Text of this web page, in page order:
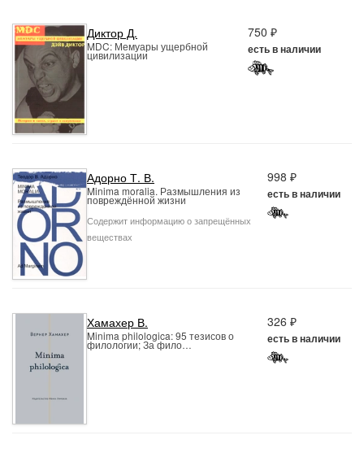
Диктор Д.
MDC: Мемуары ущербной
цивилизации
750 ₽
есть в наличии
Адорно Т. В.
Minima moralia. Размышления из
повреждённой жизни
Содержит информацию о запрещённых
веществах
998 ₽
есть в наличии
Хамахер В.
Minima philologica: 95 тезисов о
филологии; За фило…
326 ₽
есть в наличии